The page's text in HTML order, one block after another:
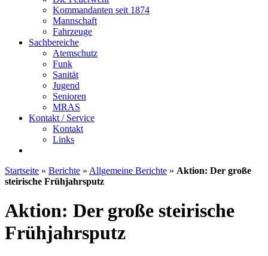
Kommandanten seit 1874
Mannschaft
Fahrzeuge
Sachbereiche
Atemschutz
Funk
Sanität
Jugend
Senioren
MRAS
Kontakt / Service
Kontakt
Links
Startseite » Berichte » Allgemeine Berichte » Aktion: Der große
steirische Frühjahrsputz
Aktion: Der große steirische
Frühjahrsputz